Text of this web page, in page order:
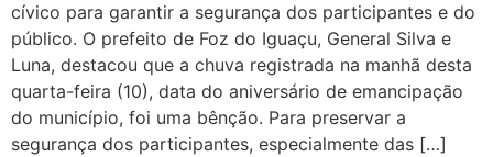
cívico para garantir a segurança dos participantes e do
público. O prefeito de Foz do Iguaçu, General Silva e
Luna, destacou que a chuva registrada na manhã desta
quarta-feira (10), data do aniversário de emancipação
do município, foi uma bênção. Para preservar a
segurança dos participantes, especialmente das […]